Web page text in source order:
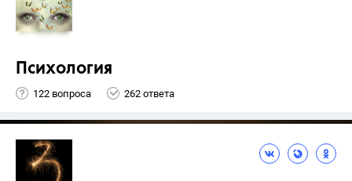
Психология
122 вопроса 262 ответа